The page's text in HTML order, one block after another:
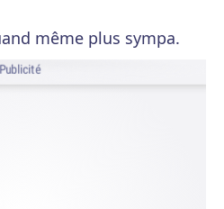
même plus sympa.
Publicité